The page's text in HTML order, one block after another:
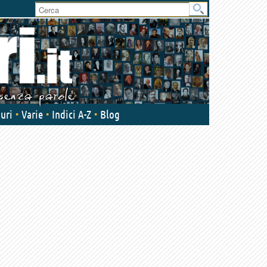
User
area
Varie Indici A-Z Blog